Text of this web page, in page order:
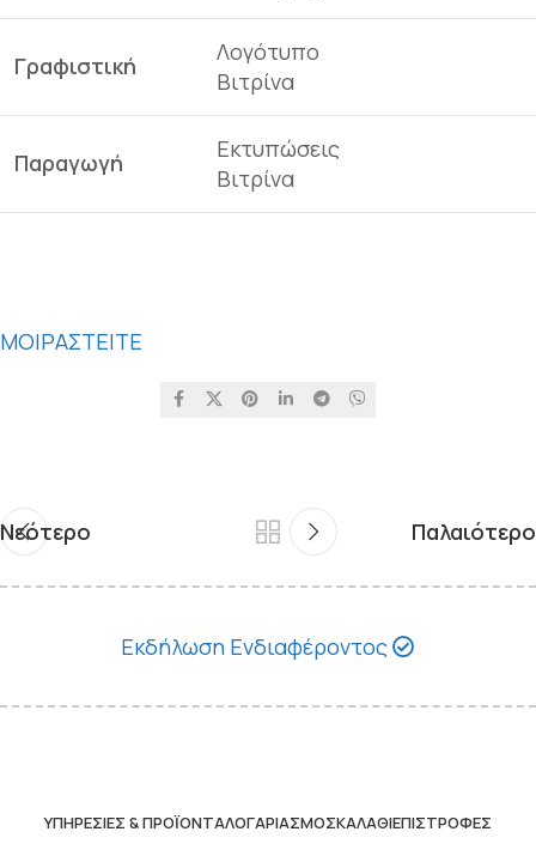
Γραφιστική
Λογότυπο
Βιτρίνα
Παραγωγή
Εκτυπώσεις
Βιτρίνα
ΜΟΙΡΑΣΤΕΙΤΕ
Νεότερο Παλαιότερο
Εκδήλωση Ενδιαφέροντος
ΥΠΗΡΕΣΊΕΣ & ΠΡΟΪΌΝΤΑΛΟΓΑΡΙΑΣΜΌΣΚΑΛΆΘΙΕΠΙΣΤΡΟΦΈΣ